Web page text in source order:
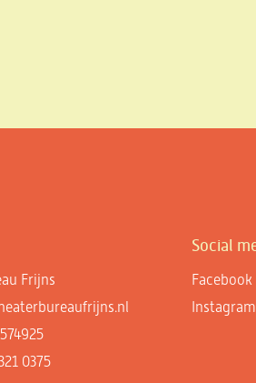
Frijns
0375
Social
Facebook
Instagram